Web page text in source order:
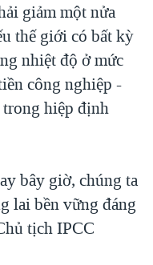
giảm một nửa
thế giới có bất kỳ
nhiệt độ ở mức
công nghiệp -
hiệp định
bây giờ, chúng ta
lai bền vững đáng
tịch IPCC